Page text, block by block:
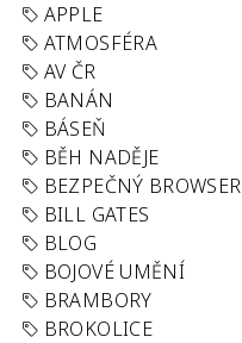
APPLE
ATMOSFÉRA
AV ČR
BANÁN
BÁSEŇ
BĚH NADĚJE
BEZPEČNÝ BROWSER
BILL GATES
BLOG
BOJOVÉ UMĚNÍ
BRAMBORY
BROKOLICE